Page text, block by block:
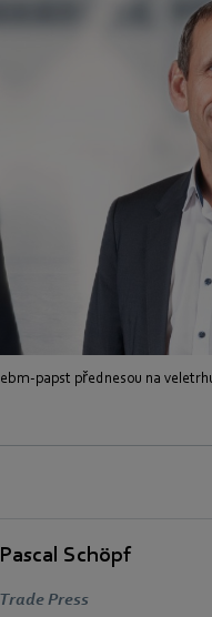
papst přednesou na
Pascal Schöpf
Trade Press